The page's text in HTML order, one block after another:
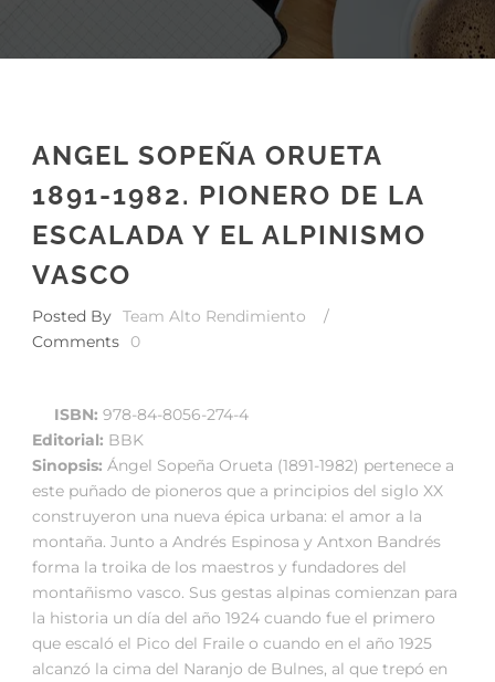
ANGEL SOPEÑA ORUETA
1891-1982. PIONERO DE LA
ESCALADA Y EL ALPINISMO
VASCO
Posted By Team Alto Rendimiento
/
Comments
0
ISBN: 978-84-8056-274-4
Editorial: BBK
Sinopsis: Ángel Sopeña Orueta (1891-1982) pertenece a
este puñado de pioneros que a principios del siglo XX
construyeron una nueva épica urbana: el amor a la
montaña. Junto a Andrés Espinosa y Antxon Bandrés
forma la troika de los maestros y fundadores del
montañismo vasco. Sus gestas alpinas comienzan para
la historia un día del año 1924 cuando fue el primero
que escaló el Pico del Fraile o cuando en el año 1925
alcanzó la cima del Naranjo de Bulnes, al que trepó en